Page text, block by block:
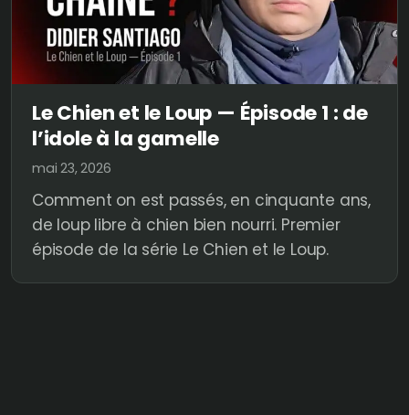
Le Chien et le Loup — Épisode 1 : de
l’idole à la gamelle
mai 23, 2026
Comment on est passés, en cinquante ans,
de loup libre à chien bien nourri. Premier
épisode de la série Le Chien et le Loup.